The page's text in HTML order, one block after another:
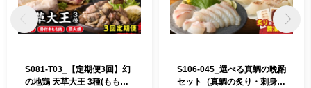
S081-T03_【定期便3回】幻
の地鶏 天草大王 3種(もも
S106-045_選べる真鯛の晩酌
セット（真鯛の炙り・刺身用